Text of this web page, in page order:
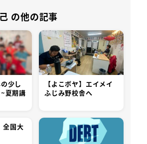
の他の記事
少し
夏期講
【よこボヤ】エイメイ
ふじみ野校舎へ
全国大